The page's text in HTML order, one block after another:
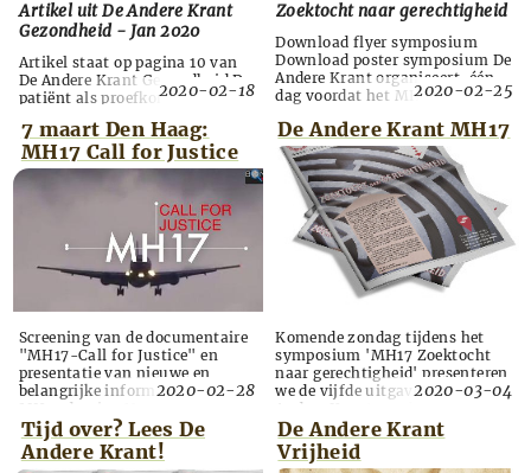
Artikel uit De Andere Krant
Gezondheid - Jan 2020
Artikel staat op pagina 10 van
De Andere Krant Gezondheid De
patiënt als proefkonijn Aan het
zich in Europa het Softenon-
drama. De Duitse fabrikant
Grünenthal had het middel
thalidomide (Softenon®) in de
handel gebracht voor de
behandeling van slaap- en
misselijkheidsklachten bij
zwangeren. Dit middel leidde...
2020-02-18
Zoektocht naar gerechtigheid
Download flyer symposium
Download poster symposium De
Andere Krant organiseert, één
dag voordat het MH17-proces
heikele onderwerp. De
Nederlandse media en de
politiek leggen de schuld van
het neerhalen van de MH17 al
vanaf dag één, bijna als
vanzelfsprekend, bij Rusland.
Tijdens het symposium
ontrafelen verschillende sp...
2020-02-25
7 maart Den Haag:
MH17 Call for Justice
Screening van de documentaire
"MH17-Call for Justice" en
presentatie van nieuwe en
belangrijke informatie over het
MH17 dossier. Naast hst
symposium dat De Andere Krant
op 8 maart organiseert wordt er
op 7 maart in Den Haag ook een
2020-02-28
De Andere Krant MH17
Komende zondag tijdens het
symposium 'MH17 Zoektocht
naar gerechtigheid' presenteren
we de vijfde uitgave van De
Andere Krant met hetzelfde
thema. De meest tragische en
onwaarschijnlijke gebeurtenis
waar Nederland de afgelopen
2020-03-04
Tijd over? Lees De
Andere Krant!
De Andere Krant
Vrijheid